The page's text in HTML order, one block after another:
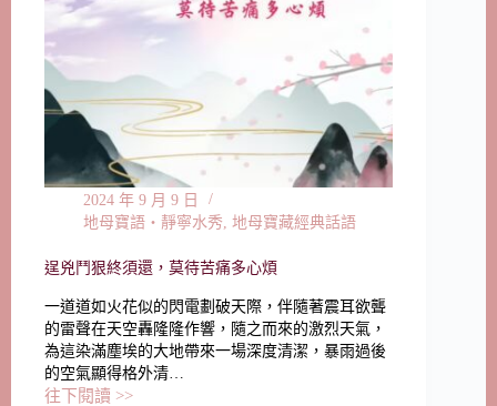
2024 年 9 月 9 日
地母寶語‧靜寧水秀, 地母寶藏經典話語
逞兇鬥狠終須還，莫待苦痛多心煩
一道道如火花似的閃電劃破天際，伴隨著震耳欲聾
的雷聲在天空轟隆隆作響，隨之而來的激烈天氣，
為這染滿塵埃的大地帶來一場深度清潔，暴雨過後
的空氣顯得格外清…
往下閱讀 >>